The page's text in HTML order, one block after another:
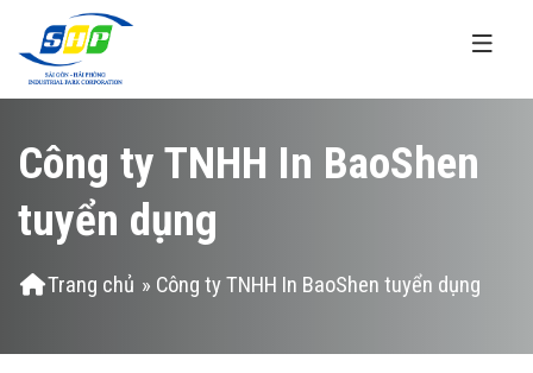
Nhảy đến nội dung
Công ty TNHH In BaoShen
tuyển dụng
Bạn đang ở đây
Trang chủ » Công ty TNHH In BaoShen tuyển dụng